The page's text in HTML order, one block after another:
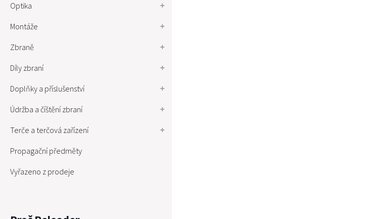
Optika
Montáže
Zbraně
Díly zbraní
Doplňky a příslušenství
Údržba a číštění zbraní
Terče a terčová zařízení
Propagační předměty
Vyřazeno z prodeje